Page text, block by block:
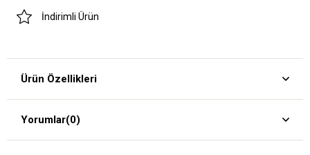
İndirimli Ürün
Ürün Özellikleri
Yorumlar(0)